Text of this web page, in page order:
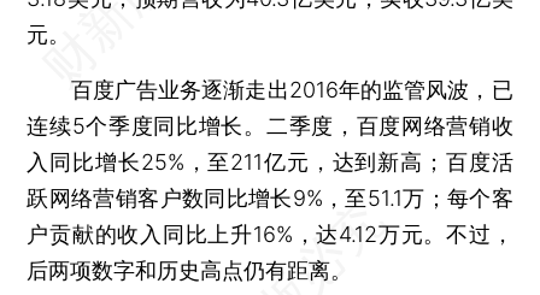
元。
百度广告业务逐渐走出2016年的监管风波，已
连续5个季度同比增长。二季度，百度网络营销收
入同比增长25%，至211亿元，达到新高；百度活
跃网络营销客户数同比增长9%，至51.1万；每个客
户贡献的收入同比上升16%，达4.12万元。不过，
后两项数字和历史高点仍有距离。